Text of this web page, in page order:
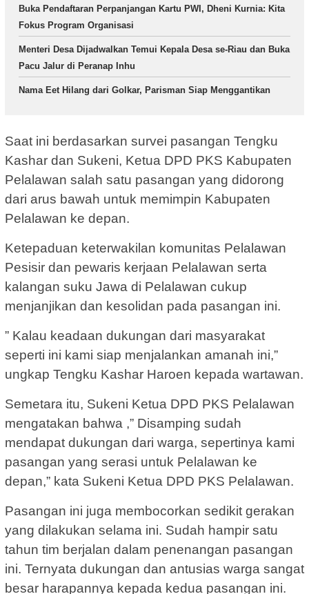
Buka Pendaftaran Perpanjangan Kartu PWI, Dheni Kurnia: Kita
Fokus Program Organisasi
Menteri Desa Dijadwalkan Temui Kepala Desa se-Riau dan Buka
Pacu Jalur di Peranap Inhu
Nama Eet Hilang dari Golkar, Parisman Siap Menggantikan
Saat ini berdasarkan survei pasangan Tengku
Kashar dan Sukeni, Ketua DPD PKS Kabupaten
Pelalawan salah satu pasangan yang didorong
dari arus bawah untuk memimpin Kabupaten
Pelalawan ke depan.
Ketepaduan keterwakilan komunitas Pelalawan
Pesisir dan pewaris kerjaan Pelalawan serta
kalangan suku Jawa di Pelalawan cukup
menjanjikan dan kesolidan pada pasangan ini.
” Kalau keadaan dukungan dari masyarakat
seperti ini kami siap menjalankan amanah ini,”
ungkap Tengku Kashar Haroen kepada wartawan.
Semetara itu, Sukeni Ketua DPD PKS Pelalawan
mengatakan bahwa ,” Disamping sudah
mendapat dukungan dari warga, sepertinya kami
pasangan yang serasi untuk Pelalawan ke
depan,” kata Sukeni Ketua DPD PKS Pelalawan.
Pasangan ini juga membocorkan sedikit gerakan
yang dilakukan selama ini. Sudah hampir satu
tahun tim berjalan dalam penenangan pasangan
ini. Ternyata dukungan dan antusias warga sangat
besar harapannya kepada kedua pasangan ini.